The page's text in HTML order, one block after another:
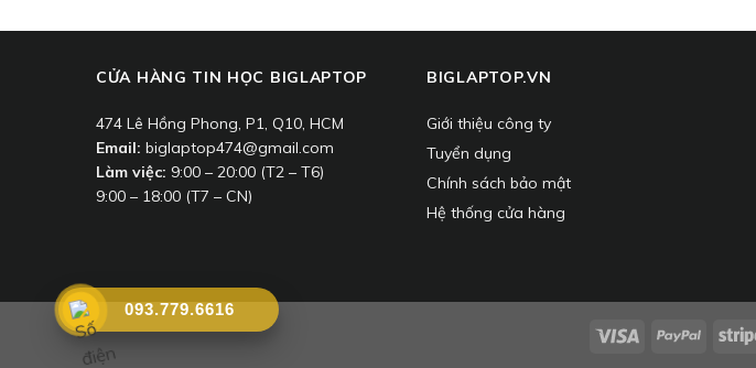
CỬA HÀNG TIN HỌC BIGLAPTOP
474 Lê Hồng Phong, P1, Q10, HCM
Email: biglaptop474@gmail.com
Làm việc: 9:00 – 20:00 (T2 – T6)
9:00 – 18:00 (T7 – CN)
BIGLAPTOP.VN
Giới thiệu công ty
Tuyển dụng
Chính sách bảo mật
Hệ thống cửa hàng
093.779.6616